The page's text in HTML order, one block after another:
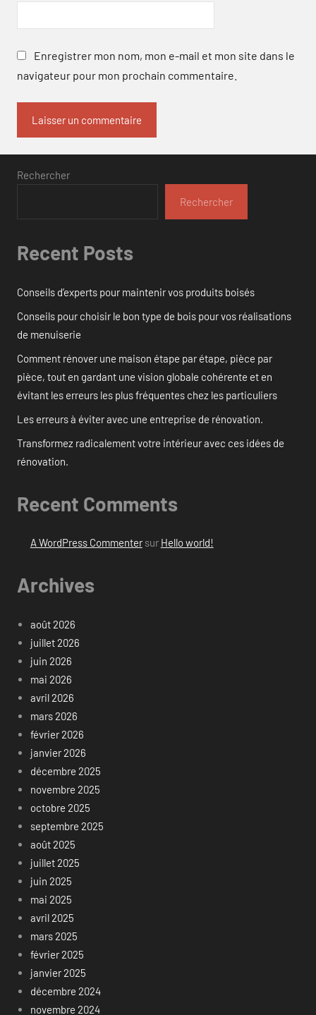
Enregistrer mon nom, mon e-mail et mon site dans le
navigateur pour mon prochain commentaire.
Rechercher
Rechercher
Recent Posts
Conseils d’experts pour maintenir vos produits boisés
Conseils pour choisir le bon type de bois pour vos réalisations
de menuiserie
Comment rénover une maison étape par étape, pièce par
pièce, tout en gardant une vision globale cohérente et en
évitant les erreurs les plus fréquentes chez les particuliers
Les erreurs à éviter avec une entreprise de rénovation.
Transformez radicalement votre intérieur avec ces idées de
rénovation.
Recent Comments
A WordPress Commentersur Hello world!
Archives
août 2026
juillet 2026
juin 2026
mai 2026
avril 2026
mars 2026
février 2026
janvier 2026
décembre 2025
novembre 2025
octobre 2025
septembre 2025
août 2025
juillet 2025
juin 2025
mai 2025
avril 2025
mars 2025
février 2025
janvier 2025
décembre 2024
novembre 2024